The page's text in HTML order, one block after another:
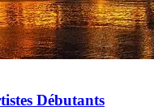
Débutants